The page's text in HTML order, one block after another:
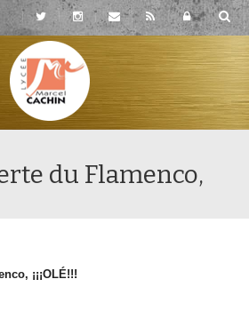
du Flamenco,
¡¡¡OLÉ!!!